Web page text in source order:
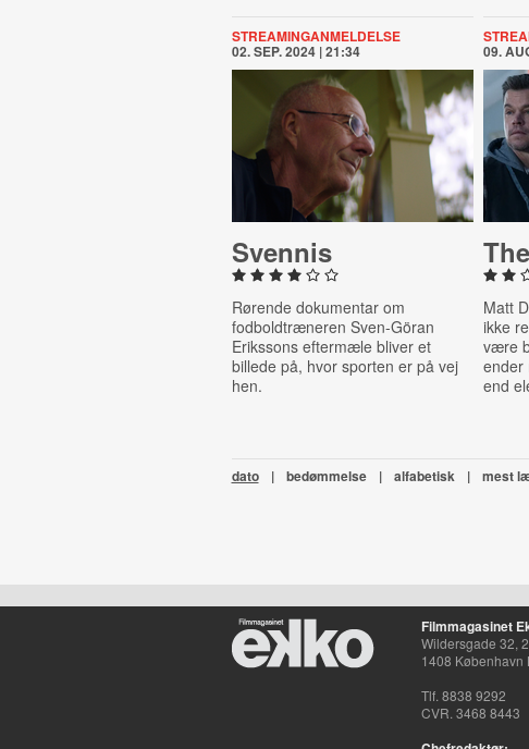
STREAMINGANMELDELSE
02. SEP. 2024 | 21:34
Svennis
Rørende dokumentar om
fodboldtræneren Sven-Göran
Erikssons eftermæle bliver et
billede på, hvor sporten er på vej
hen.
09.
Matt
ikke
være
ender
end
dato | bedømmelse | alfabetisk | mest
Filmmagasinet
Wildersgade 32,
1408 København
Tlf. 8838 9292
CVR. 3468 8443